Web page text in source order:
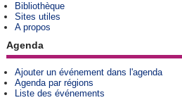
Bibliothèque
Sites utiles
A propos
Agenda
Ajouter un événement dans l'agenda
Agenda par régions
Liste des événements